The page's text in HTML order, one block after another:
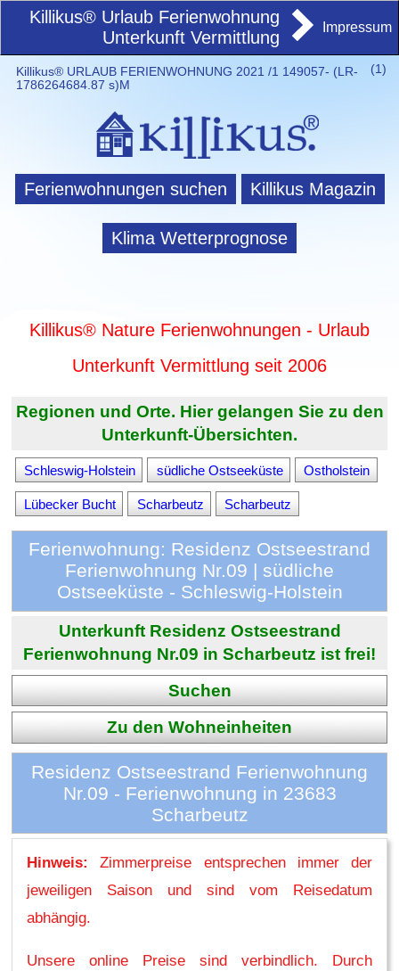
Killikus® Urlaub Ferienwohnung
Unterkunft Vermittlung
Impressum
(1)
Killikus® URLAUB FERIENWOHNUNG 2021 /1 149057- (LR-
1786264684.87 s)M
Ferienwohnungen suchen Killikus Magazin
Klima Wetterprognose
Killikus® Nature Ferienwohnungen - Urlaub
Unterkunft Vermittlung seit 2006
Regionen und Orte. Hier gelangen Sie zu den
Unterkunft-Übersichten.
Schleswig-Holstein südliche Ostseeküste Ostholstein
Lübecker Bucht Scharbeutz Scharbeutz
Ferienwohnung: Residenz Ostseestrand
Ferienwohnung Nr.09 | südliche
Ostseeküste - Schleswig-Holstein
Unterkunft Residenz Ostseestrand
Ferienwohnung Nr.09 in Scharbeutz ist frei!
Suchen
Zu den Wohneinheiten
Residenz Ostseestrand Ferienwohnung
Nr.09 - Ferienwohnung in 23683
Scharbeutz
Hinweis:
Zimmerpreise entsprechen immer der
jeweiligen Saison und sind vom Reisedatum
abhängig.
Unsere online Preise sind verbindlich. Durch